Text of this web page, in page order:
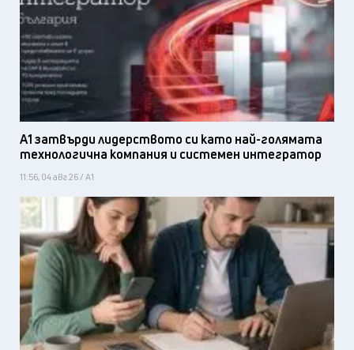
А1 затвърди лидерството си като най-голямата
технологична компания и системен интегратор
11:56, 04 авг 26 / А1